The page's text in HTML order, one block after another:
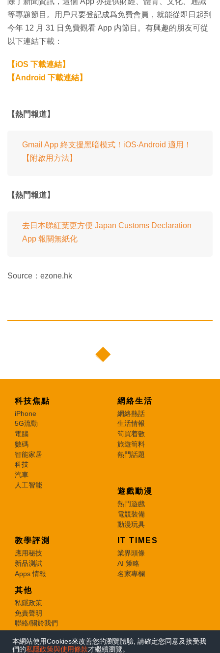
本網站使用Cookies來改善您的瀏覽體驗, 請確定您同意及接受我
們的私隱政策與使用條款才繼續瀏覽。
等專題節目。用戶只要登記成爲免費會員，就能從即日起到
今年 12 月 31 日免費觀看 App 内節目。有興趣的朋友可從
以下連結下載：
【iOS 下載連結】
【Android 下載連結】
【熱門報道】
Gmail App 終支援黑暗模式！iOS‧Android 適用！
【附啟用方法】
【熱門報道】
去日本睇紅葉更方便 Japan Customs Declaration
App 報關無紙化
Source：ezone.hk
科技焦點
iPhone
5G流動
電腦
數碼
智能家居
科技
汽車
人工智能
網絡生活
網絡熱話
生活情報
筍買着數
旅遊筍料
熱門話題
遊戲動漫
熱門遊戲
電競裝備
動漫玩具
教學評測
應用秘技
新品測試
Apps 情報
IT TIMES
業界頭條
AI 策略
名家專欄
其他
私隱政策
免責聲明
聯絡/關於我們
© 2026 e-zone. All Rights Reserved.